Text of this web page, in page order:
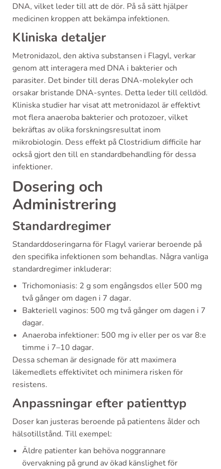
DNA, vilket leder till att de dör. På så sätt hjälper
medicinen kroppen att bekämpa infektionen.
Kliniska detaljer
Metronidazol, den aktiva substansen i Flagyl, verkar
genom att interagera med DNA i bakterier och
parasiter. Det binder till deras DNA-molekyler och
orsakar bristande DNA-syntes. Detta leder till celldöd.
Kliniska studier har visat att metronidazol är effektivt
mot flera anaeroba bakterier och protozoer, vilket
bekräftas av olika forskningsresultat inom
mikrobiologin. Dess effekt på Clostridium difficile har
också gjort den till en standardbehandling för dessa
infektioner.
Dosering och
Administrering
Standardregimer
Standarddoseringarna för Flagyl varierar beroende på
den specifika infektionen som behandlas. Några vanliga
standardregimer inkluderar:
Trichomoniasis: 2 g som engångsdos eller 500 mg
två gånger om dagen i 7 dagar.
Bakteriell vaginos: 500 mg två gånger om dagen i 7
dagar.
Anaeroba infektioner: 500 mg iv eller per os var 8:e
timme i 7–10 dagar.
Dessa scheman är designade för att maximera
läkemedlets effektivitet och minimera risken för
resistens.
Anpassningar efter patienttyp
Doser kan justeras beroende på patientens ålder och
hälsotillstånd. Till exempel:
Äldre patienter kan behöva noggrannare
övervakning på grund av ökad känslighet för